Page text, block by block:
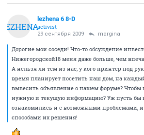
LEZHENA
lezhena 6 8-D
activist
29 сентября 2009 margina
Дорогие мои соседи! Что-то обсуждение
Нижегородской18 меня даже больше, чем
А нельзя ли тем из нас, у кого принтер под
время планирует посетить наш дом, на
вывесить объявление о нашем форуме? Чтобы
нужную и текущую информацию? Уж пусть бы
ознакомились и с возможными проблемами,
способами их решения!